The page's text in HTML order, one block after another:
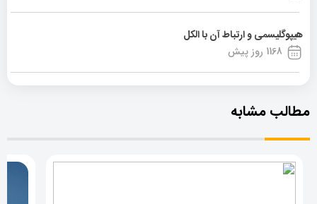
هیپوگلیسمی و ارتباط آن با الکل
1168 روز پیش
مطالب مشابه